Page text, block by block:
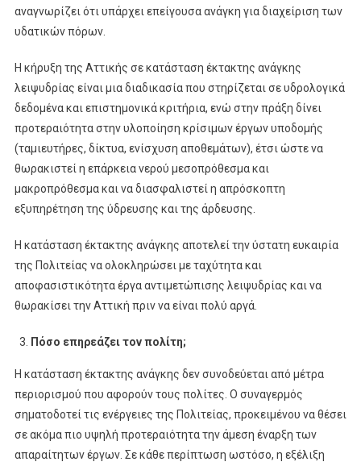
αναγνωρίζει ότι υπάρχει επείγουσα ανάγκη για διαχείριση των
υδατικών πόρων.
Η κήρυξη της Αττικής σε κατάσταση έκτακτης ανάγκης
λειψυδρίας είναι μια διαδικασία που στηρίζεται σε υδρολογικά
δεδομένα και επιστημονικά κριτήρια, ενώ στην πράξη δίνει
προτεραιότητα στην υλοποίηση κρίσιμων έργων υποδομής
(ταμιευτήρες, δίκτυα, ενίσχυση αποθεμάτων), έτσι ώστε να
θωρακιστεί η επάρκεια νερού μεσοπρόθεσμα και
μακροπρόθεσμα και να διασφαλιστεί η απρόσκοπτη
εξυπηρέτηση της ύδρευσης και της άρδευσης.
Η κατάσταση έκτακτης ανάγκης αποτελεί την ύστατη ευκαιρία
της Πολιτείας να ολοκληρώσει με ταχύτητα και
αποφασιστικότητα έργα αντιμετώπισης λειψυδρίας και να
θωρακίσει την Αττική πριν να είναι πολύ αργά.
Πόσο επηρεάζει τον πολίτη;
Η κατάσταση έκτακτης ανάγκης δεν συνοδεύεται από μέτρα
περιορισμού που αφορούν τους πολίτες. Ο συναγερμός
σηματοδοτεί τις ενέργειες της Πολιτείας, προκειμένου να θέσει
σε ακόμα πιο υψηλή προτεραιότητα την άμεση έναρξη των
απαραίτητων έργων. Σε κάθε περίπτωση ωστόσο, η εξέλιξη